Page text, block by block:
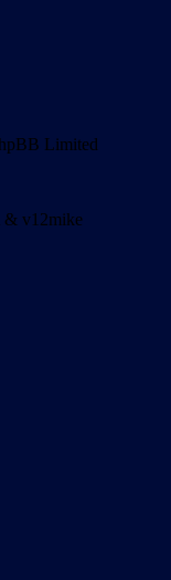
Limited
& v12mike